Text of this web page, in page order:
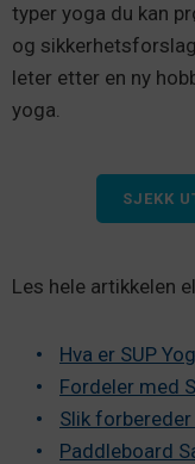
typer yoga du kan
og
leter etter en ny
yoga.
SJEKK
Les hele artikkelen
Hva er SUP
Fordeler med
Slik
Paddleboard